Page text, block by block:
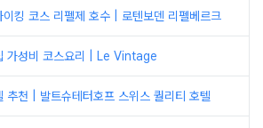
이킹 코스 리펠제 호수 | 로텐보덴 리펠베르크
가성비 코스요리 | Le Vintage
추천 | 발트슈테터호프 스위스 퀄리티 호텔